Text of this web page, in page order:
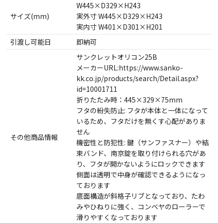
サイズ(mm)
W445×D329×H243
実外寸 W445×D329×H243
実内寸 W401×D301×H201
引渡し可能日
即納可
その他商品情報
サンクレットオリコン25B
メーカーURL:https://www.sanko-
kk.co.jp/products/search/Detail.aspx?
id=10001711
折りたたみ時：445×329×75mm
フタの紛失防止: フタが本体と一体になって
いるため、フタだけを無くす心配がありま
せん
機密性と防犯性: 鍵（サンファスナー）や結
束バンド、南京錠を取り付けられる穴があ
り、フタが開かないようにロックできます
側面は透明で中身が確認できるようになっ
ております
底面構造が斜格子リブとなっており、たわ
みやひねりに強く、コンベヤのローラーで
滑りやすくなっております